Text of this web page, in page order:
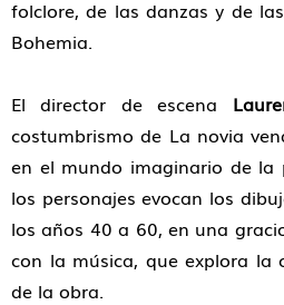
folclore, de las danzas y de
Bohemia.
El director de escena
costumbrismo de La novia
en el mundo imaginario de la
los personajes evocan los
los años 40 a 60, en una
con la música, que explora la
de la obra.